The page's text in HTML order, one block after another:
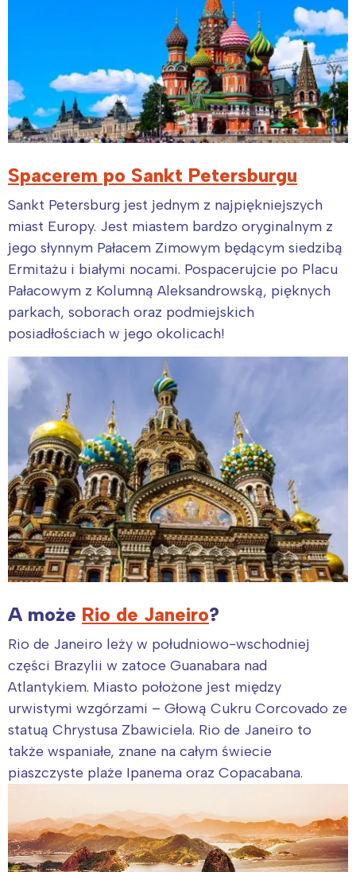
Spacerem po Sankt Petersburgu
Sankt Petersburg jest jednym z najpiękniejszych
miast Europy. Jest miastem bardzo oryginalnym z
jego słynnym Pałacem Zimowym będącym siedzibą
Ermitażu i białymi nocami. Pospacerujcie po Placu
Pałacowym z Kolumną Aleksandrowską, pięknych
parkach, soborach oraz podmiejskich
posiadłościach w jego okolicach!
A może Rio de Janeiro?
Rio de Janeiro leży w południowo-wschodniej
części Brazylii w zatoce Guanabara nad
Atlantykiem. Miasto położone jest między
urwistymi wzgórzami – Głową Cukru Corcovado ze
statuą Chrystusa Zbawiciela. Rio de Janeiro to
także wspaniałe, znane na całym świecie
piaszczyste plaże Ipanema oraz Copacabana.
Południe
Północ
Wszystkie
Wybieram